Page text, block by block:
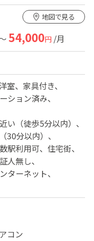
地図で見る
54,000円/月
洋室
家具付き
ション済み
い（徒歩5分以内）
30分以内）
駅利用可
住宅街
人無し
ターネット
コン